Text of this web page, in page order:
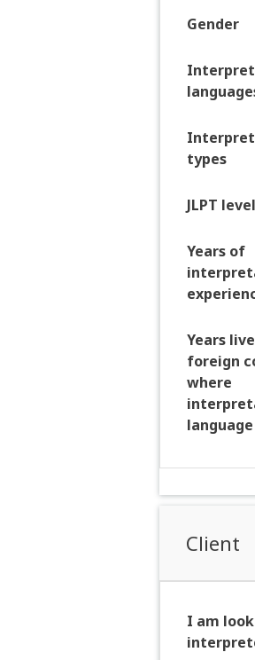
Gender
types
JLPT level
Years of
Years
foreign
where
Client
I am